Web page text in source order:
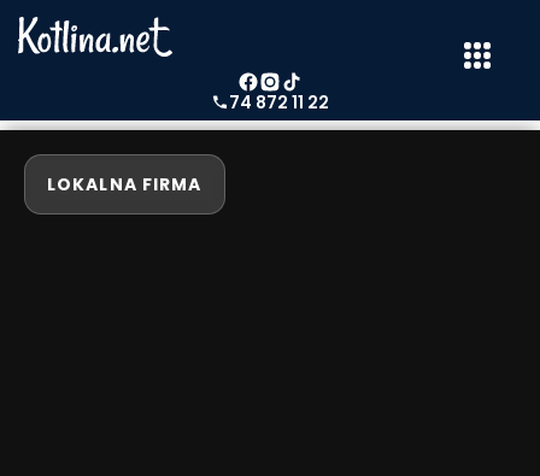
74 872 11 22
LOKALNA FIRMA